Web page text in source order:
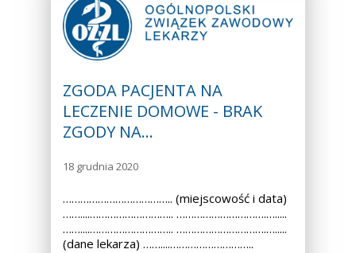
ZGODA PACJENTA NA
LECZENIE DOMOWE - BRAK
ZGODY NA…
18 grudnia 2020
……………………………….. (miejscowość i data)
……....……………………….. ………………………….….....
……....……………………….. ………………………….….....
(dane lekarza) ……....………………………..